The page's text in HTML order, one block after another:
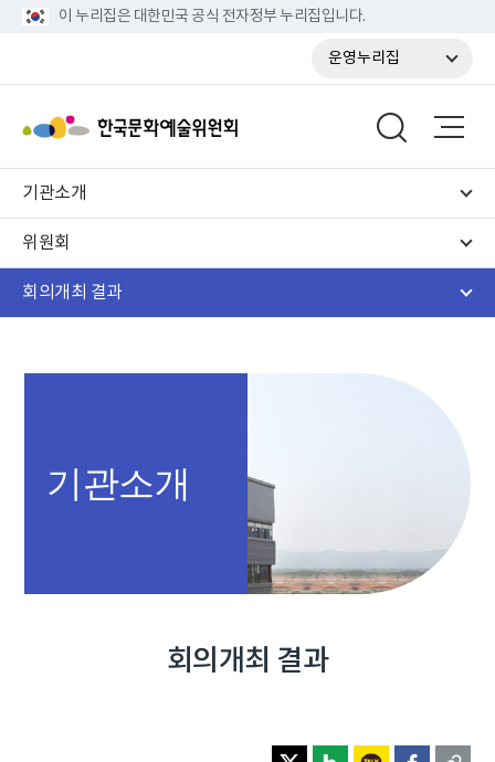
이 누리집은 대한민국 공식 전자정부 누리집입니다.
운영누리집
기관소개
위원회
회의개최 결과
기관소개
회의개최 결과